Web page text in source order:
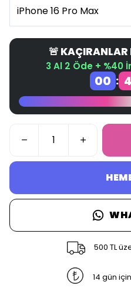
🚨
3 Al 2 Öde + %40
00 :
500 TL
14 gün